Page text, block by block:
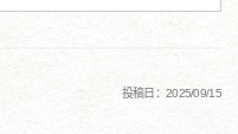
投稿日：2025/09/15